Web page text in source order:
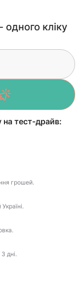
кліку
на тест-драйв:
грошей.
3 дні.